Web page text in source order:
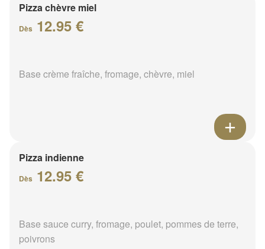
Pizza chèvre miel
Dès 12.95 €
Base crème fraîche, fromage, chèvre, miel
Pizza indienne
Dès 12.95 €
Base sauce curry, fromage, poulet, pommes de terre,
poivrons